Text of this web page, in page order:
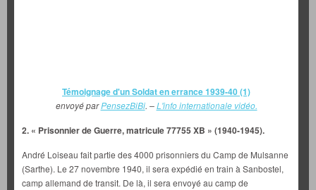
Témoignage d'un Soldat en errance 1939-40 (1)
envoyé parPensezBiBi. –L'info internationale vidéo.
2. « Prisonnier de Guerre, matricule 77755 XB » (1940-1945).
André Loiseau fait partie des 4000 prisonniers du Camp de Mulsanne
(Sarthe). Le 27 novembre 1940, il sera expédié en train à Sanbostel,
camp allemand de transit. De là, il sera envoyé au camp de